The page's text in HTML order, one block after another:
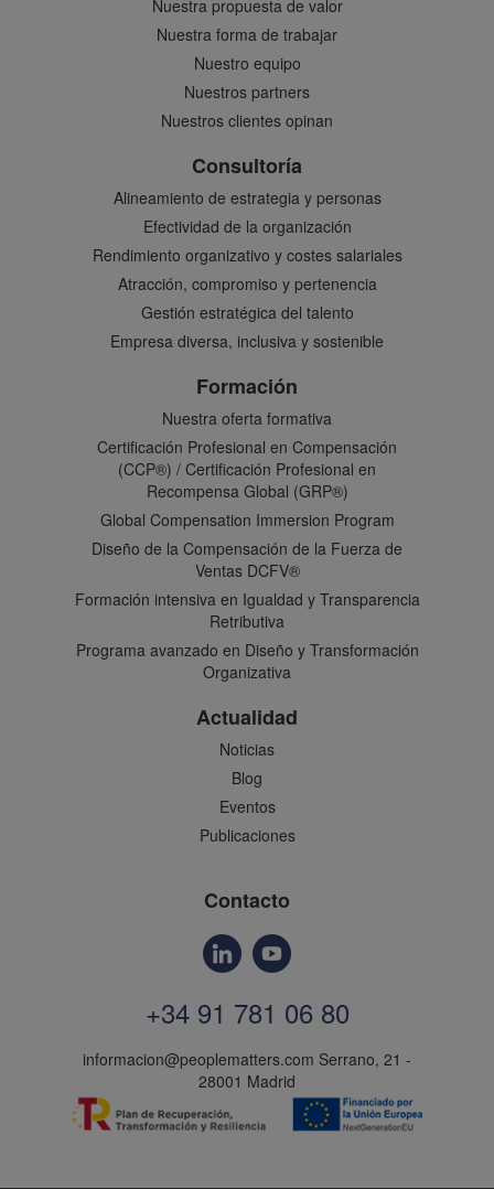
Nuestra propuesta de valor
Nuestra forma de trabajar
Nuestro equipo
Nuestros partners
Nuestros clientes opinan
Consultoría
Alineamiento de estrategia y personas
Efectividad de la organización
Rendimiento organizativo y costes salariales
Atracción, compromiso y pertenencia
Gestión estratégica del talento
Empresa diversa, inclusiva y sostenible
Formación
Nuestra oferta formativa
Certificación Profesional en Compensación
(CCP®) / Certificación Profesional en
Recompensa Global (GRP®)
Global Compensation Immersion Program
Diseño de la Compensación de la Fuerza de
Ventas DCFV®
Formación intensiva en Igualdad y Transparencia
Retributiva
Programa avanzado en Diseño y Transformación
Organizativa
Actualidad
Noticias
Blog
Eventos
Publicaciones
Contacto
+34 91 781 06 80
informacion@peoplematters.com Serrano, 21 -
28001 Madrid